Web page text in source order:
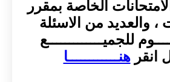
الخاصة بمقرر
، والعديد من الاسئلة
للجميـــــــــــــع
انقرهنــــــــــــا